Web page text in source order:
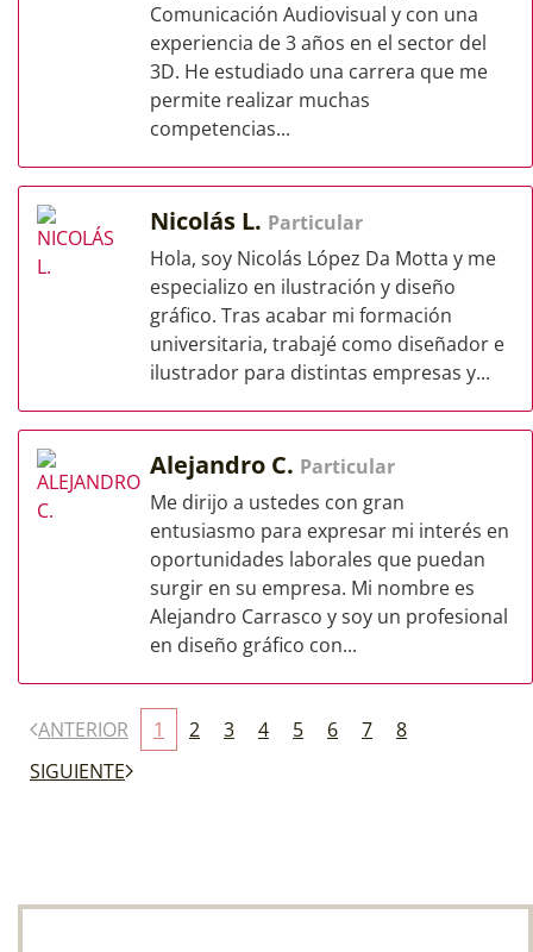
Comunicación Audiovisual y con una
experiencia de 3 años en el sector del
3D. He estudiado una carrera que me
permite realizar muchas
competencias...
Nicolás L. Particular
Hola, soy Nicolás López Da Motta y me
especializo en ilustración y diseño
gráfico. Tras acabar mi formación
universitaria, trabajé como diseñador e
ilustrador para distintas empresas y...
Alejandro C. Particular
Me dirijo a ustedes con gran
entusiasmo para expresar mi interés en
oportunidades laborales que puedan
surgir en su empresa. Mi nombre es
Alejandro Carrasco y soy un profesional
en diseño gráfico con...
ANTERIOR 1 2 3 4 5 6 7
8
SIGUIENTE